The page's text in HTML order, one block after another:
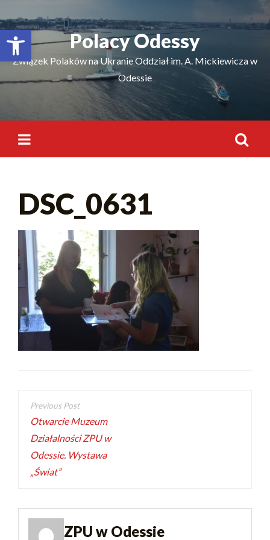
Відкрити Панель інструментівPolacy Odessy
Związek Polaków na Ukranie Oddział im. A. Mickiewicza w
Odessie
DSC_0631
Otwarcie Muzeum
Działalności ZPU w
Odessie. Wystawa
„Świat”
ZPU w Odessie